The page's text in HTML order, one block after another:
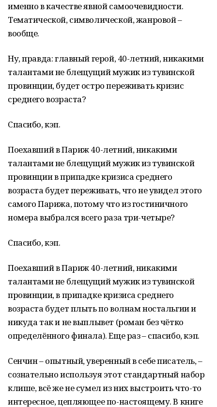
именно в качестве явной самоочевидности.
Тематической, символической, жанровой –
вообще.
Ну, правда: главный герой, 40-летний, никакими
талантами не блещущий мужик из тувинской
провинции, будет остро переживать кризис
среднего возраста?
Спасибо, кэп.
Поехавший в Париж 40-летний, никакими
талантами не блещущий мужик из тувинской
провинции в припадке кризиса среднего
возраста будет переживать, что не увидел этого
самого Парижа, потому что из гостиничного
номера выбрался всего раза три-четыре?
Спасибо, кэп.
Поехавший в Париж 40-летний, никакими
талантами не блещущий мужик из тувинской
провинции, в припадке кризиса среднего
возраста будет плыть по волнам ностальгии и
никуда так и не выплывет (роман без чётко
определённого финала). Еще раз – спасибо, кэп.
Сенчин – опытный, уверенный в себе писатель, –
сознательно используя этот стандартный набор
клише, всё же не сумел из них выстроить что-то
интересное, цепляющее по-настоящему. В книге